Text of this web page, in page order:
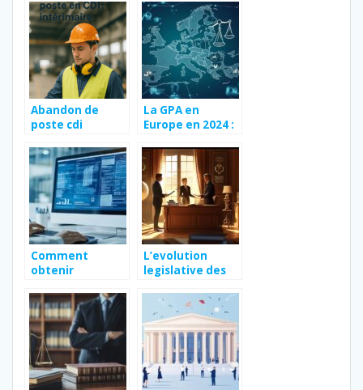
testament à
Marseille ?
comprendre les
différences et
les risques
juridiques
Abandon de
poste cdi
La GPA en
Europe en 2024 :
infos sur le suivi
medical des
meres porteuses
Comment
obtenir
extrait kbis pour
votre entreprise
?
L’evolution
legislative des
paternite en
France : Quand la
paternite en
question exige
des preuves
legales